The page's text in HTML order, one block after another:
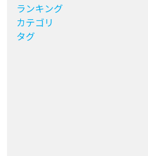
ランキング
カテゴリ
タグ